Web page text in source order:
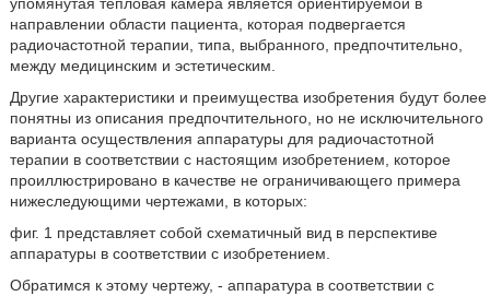
направлении области пациента, которая подвергается
радиочастотной терапии, типа, выбранного, предпочтительно,
между медицинским и эстетическим.
Другие характеристики и преимущества изобретения будут более
понятны из описания предпочтительного, но не исключительного
варианта осуществления аппаратуры для радиочастотной
терапии в соответствии с настоящим изобретением, которое
проиллюстрировано в качестве не ограничивающего примера
нижеследующими чертежами, в которых:
фиг. 1 представляет собой схематичный вид в перспективе
аппаратуры в соответствии с изобретением.
Обратимся к этому чертежу, - аппаратура в соответствии с